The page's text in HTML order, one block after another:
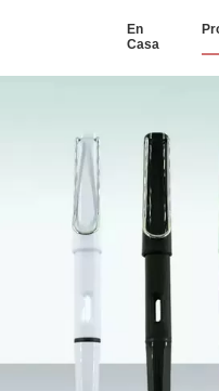
En
Casa